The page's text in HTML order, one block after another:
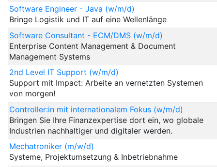
Software Engineer - Java (w/m/d)
Bringe Logistik und IT auf eine Wellenlänge
Software Consultant - ECM/DMS (w/m/d)
Enterprise Content Management & Document
Management Systems
2nd Level IT Support (w/m/d)
Support mit Impact: Arbeite an vernetzten Systemen
von morgen!
Controller:in mit internationalem Fokus (w/m/d)
Bringen Sie Ihre Finanzexpertise dort ein, wo globale
Industrien nachhaltiger und digitaler werden.
Mechatroniker (m/w/d)
Systeme, Projektumsetzung & Inbetriebnahme